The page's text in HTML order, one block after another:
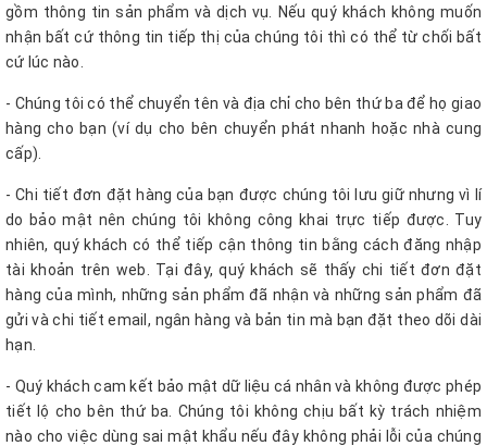
gồm thông tin sản phẩm và dịch vụ. Nếu quý khách không muốn
nhận bất cứ thông tin tiếp thị của chúng tôi thì có thể từ chối bất
cứ lúc nào.
- Chúng tôi có thể chuyển tên và địa chỉ cho bên thứ ba để họ giao
hàng cho bạn (ví dụ cho bên chuyển phát nhanh hoặc nhà cung
cấp).
- Chi tiết đơn đặt hàng của bạn được chúng tôi lưu giữ nhưng vì lí
do bảo mật nên chúng tôi không công khai trực tiếp được. Tuy
nhiên, quý khách có thể tiếp cận thông tin bằng cách đăng nhập
tài khoản trên web. Tại đây, quý khách sẽ thấy chi tiết đơn đặt
hàng của mình, những sản phẩm đã nhận và những sản phẩm đã
gửi và chi tiết email, ngân hàng và bản tin mà bạn đặt theo dõi dài
hạn.
- Quý khách cam kết bảo mật dữ liệu cá nhân và không được phép
tiết lộ cho bên thứ ba. Chúng tôi không chịu bất kỳ trách nhiệm
nào cho việc dùng sai mật khẩu nếu đây không phải lỗi của chúng